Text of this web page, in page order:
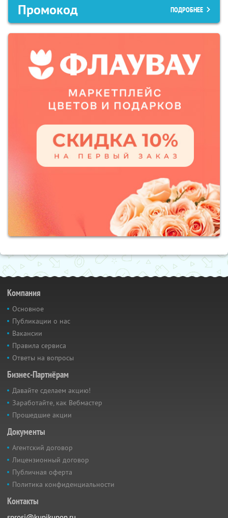
Промокод ПОДРОБНЕЕ
Компания
Основное
Публикации о нас
Вакансии
Правила сервиса
Ответы на вопросы
Бизнес-Партнёрам
Давайте сделаем акцию!
Заработайте, как Вебмастер
Прошедшие акции
Документы
Агентский договор
Лицензионный договор
Публичная оферта
Политика конфиденциальности
Контакты